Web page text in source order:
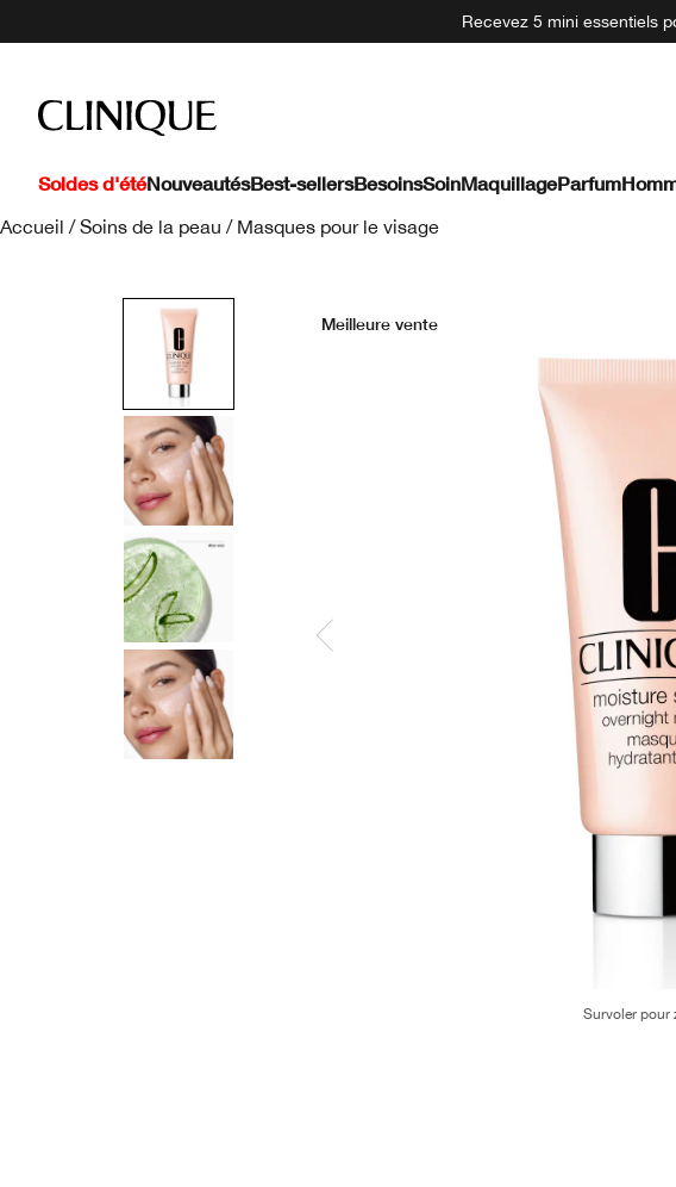
Recevez 5 mini essentiels
Soldes d'étéNouveautésBest-sellersBesoinsSoinMaquillageParfum
Accueil / Soins de la peau / Masques pour le visage
Meilleure vente
Survoler pour